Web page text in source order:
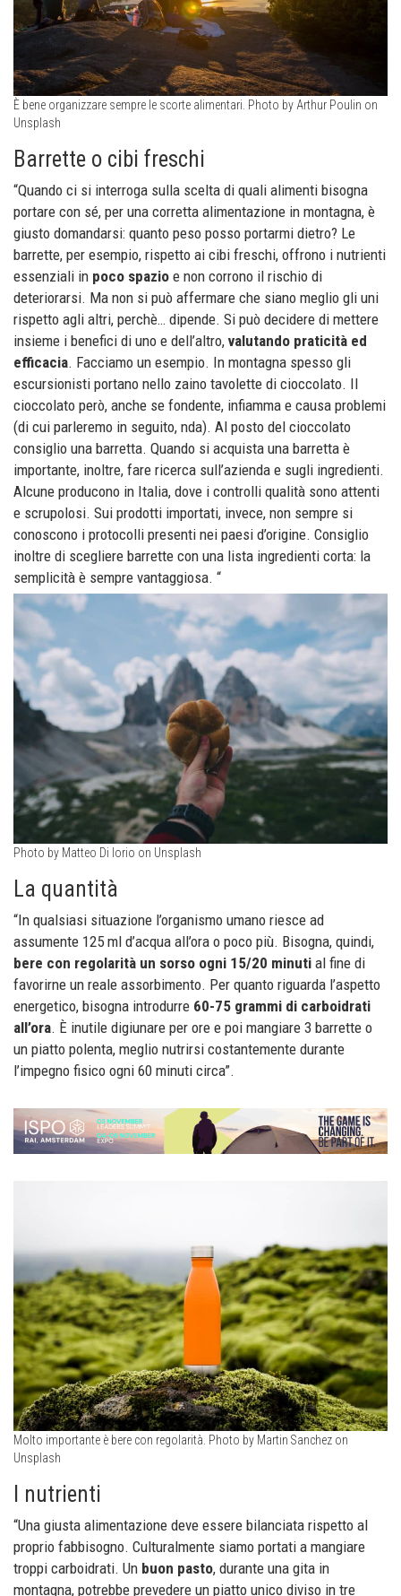
È bene organizzare sempre le scorte alimentari. Photo by Arthur Poulin on
Unsplash
Barrette o cibi freschi
“Quando ci si interroga sulla scelta di quali alimenti bisogna
portare con sé, per una corretta alimentazione in montagna, è
giusto domandarsi: quanto peso posso portarmi dietro? Le
barrette, per esempio, rispetto ai cibi freschi, offrono i nutrienti
essenziali in poco spazio e non corrono il rischio di
deteriorarsi. Ma non si può affermare che siano meglio gli uni
rispetto agli altri, perchè… dipende. Si può decidere di mettere
insieme i benefici di uno e dell’altro, valutando praticità ed
efficacia. Facciamo un esempio. In montagna spesso gli
escursionisti portano nello zaino tavolette di cioccolato. Il
cioccolato però, anche se fondente, infiamma e causa problemi
(di cui parleremo in seguito, nda). Al posto del cioccolato
consiglio una barretta. Quando si acquista una barretta è
importante, inoltre, fare ricerca sull’azienda e sugli ingredienti.
Alcune producono in Italia, dove i controlli qualità sono attenti
e scrupolosi. Sui prodotti importati, invece, non sempre si
conoscono i protocolli presenti nei paesi d’origine. Consiglio
inoltre di scegliere barrette con una lista ingredienti corta: la
semplicità è sempre vantaggiosa. “
Photo by Matteo Di Iorio on Unsplash
La quantità
“In qualsiasi situazione l’organismo umano riesce ad
assumente 125 ml d’acqua all’ora o poco più. Bisogna, quindi,
bere con regolarità un sorso ogni 15/20 minuti al fine di
favorirne un reale assorbimento. Per quanto riguarda l’aspetto
energetico, bisogna introdurre 60-75 grammi di carboidrati
all’ora. È inutile digiunare per ore e poi mangiare 3 barrette o
un piatto polenta, meglio nutrirsi costantemente durante
l’impegno fisico ogni 60 minuti circa”.
Molto importante è bere con regolarità. Photo by Martin Sanchez on
Unsplash
I nutrienti
“Una giusta alimentazione deve essere bilanciata rispetto al
proprio fabbisogno. Culturalmente siamo portati a mangiare
troppi carboidrati. Un buon pasto, durante una gita in
montagna, potrebbe prevedere un piatto unico diviso in tre